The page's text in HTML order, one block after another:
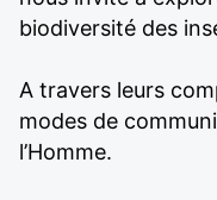
biodiversité des
A travers leurs
modes de
l’Homme.